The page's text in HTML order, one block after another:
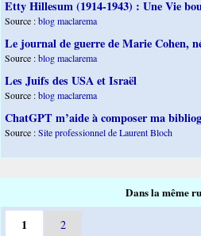
Etty Hillesum (1914-1943) : Une Vie
Source :blog maclarema
Le journal de guerre de Marie Cohen,
Source :blog maclarema
Les Juifs des USA et Israël
Source :blog maclarema
ChatGPT m’aide à composer ma
Source :Site professionnel de Laurent Bloch
Dans la même
1 2